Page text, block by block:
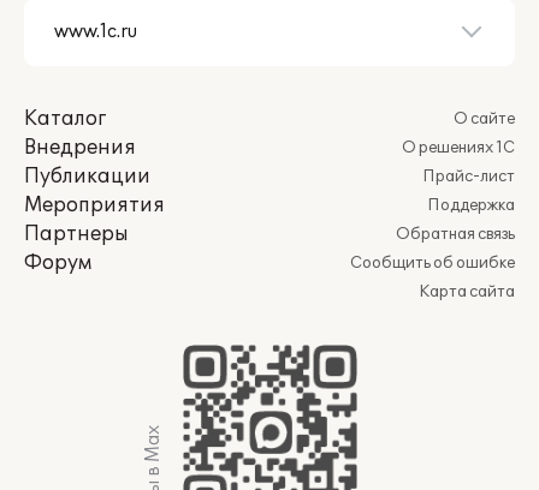
Каталог
Внедрения
Публикации
Мероприятия
Партнеры
Форум
О сайте
О решениях 1С
Прайс-лист
Поддержка
Обратная связь
Сообщить об ошибке
Карта сайта
Мы в Max